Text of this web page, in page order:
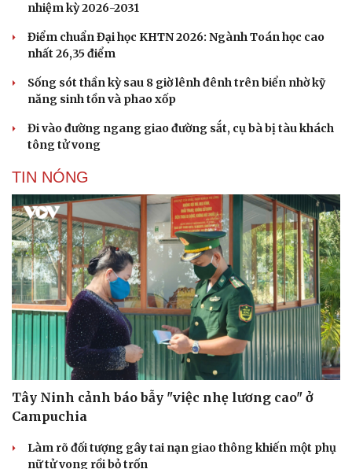
Văn hóa
Sân khấu - Điện ảnh
Văn học
Âm nhạc
Giải trí
Nghệ sĩ
Thời trang
Sao Việt
nhiệm kỳ 2026-2031
Điểm chuẩn Đại học KHTN 2026: Ngành Toán học cao
nhất 26,35 điểm
Sống sót thần kỳ sau 8 giờ lênh đênh trên biển nhờ kỹ
năng sinh tồn và phao xốp
Đi vào đường ngang giao đường sắt, cụ bà bị tàu khách
tông tử vong
TIN NÓNG
Tây Ninh cảnh báo bẫy "việc nhẹ lương cao" ở
Campuchia
Làm rõ đối tượng gây tai nạn giao thông khiến một phụ
nữ tử vong rồi bỏ trốn